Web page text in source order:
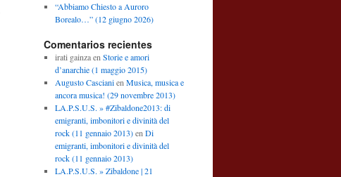
“Abbiamo Chiesto a Auroro
Borealo…” (12 giugno 2026)
Comentarios recientes
irati gainzaen Storie e amori
d’anarchie (1 maggio 2015)
Augusto Cascianien Musica, musica e
ancora musica! (29 novembre 2013)
LA.P.S.U.S. » #Zibaldone2013: di
emigranti, imbonitori e divinità del
rock (11 gennaio 2013)en Di
emigranti, imbonitori e divinità del
rock (11 gennaio 2013)
LA.P.S.U.S. » Zibaldone | 21